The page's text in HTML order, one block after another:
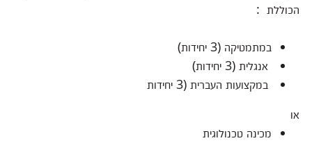
הכוללת :
במתמטיקה (3 יחידות)
אנגלית (3 יחידות)
במקצועות העברית (3 יחידות
או
מכינה טכנולוגית